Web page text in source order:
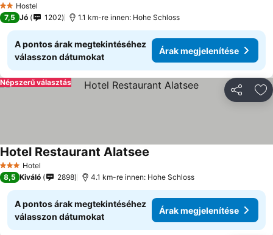
2 Kategória
Hostel
7,5 Jó 1202 1.1 km-re innen: Hohe Schloss
A pontos árak megtekintéséhez
válasszon dátumokat
Árak megjelenítése
Népszerű választás
3 Kategória
Hotel
Hotel Restaurant Alatsee
8,5 Kiváló 2898 4.1 km-re innen: Hohe Schloss
A pontos árak megtekintéséhez
válasszon dátumokat
Árak megjelenítése